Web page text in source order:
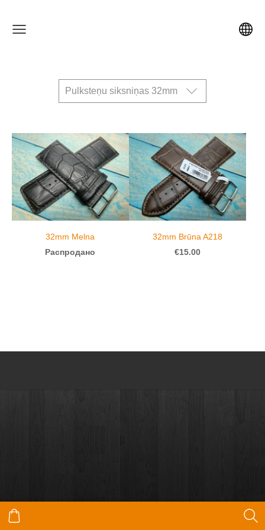
Pulksteņu siksniņas 32mm
32mm Melna
Распродано
32mm Brūna A218
€15.00